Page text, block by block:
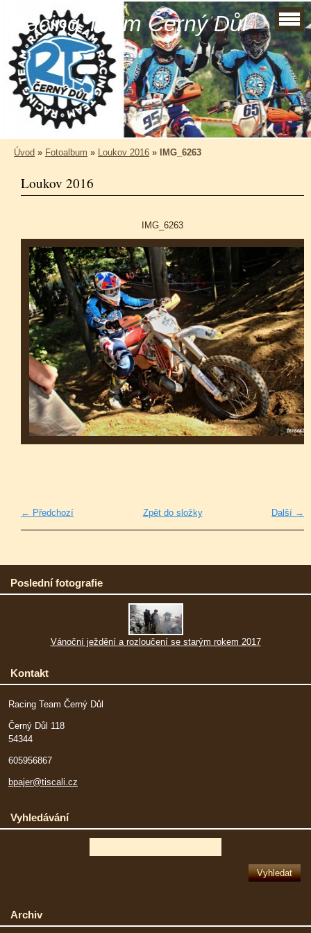
Racing Team Černý Důl
Úvod » Fotoalbum » Loukov 2016 » IMG_6263
Loukov 2016
IMG_6263
← Předchozí Další →
Zpět do složky
Poslední fotografie
Vánoční ježdění a rozloučení se starým rokem 2017
Kontakt
Racing Team Černý Důl
Černý Důl 118
54344
605956867
bpajer@tiscali.cz
Vyhledávání
Archiv